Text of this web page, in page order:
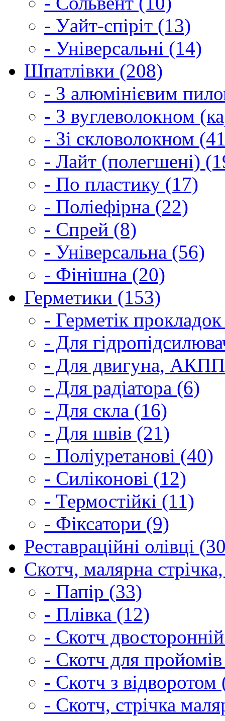
- Уайт-спіріт (13)
- Універсальні (14)
Шпатлівки (208)
- З алюмінієвим
- З вуглеволокном
- Зі скловолокном
- Лайт (полегшені)
- По пластику (17)
- Поліефірна (22)
- Спрей (8)
- Універсальна (56)
- Фінішна (20)
Герметики (153)
- Герметік
- Для
- Для двигуна,
- Для радіатора (6)
- Для скла (16)
- Для швів (21)
- Поліуретанові (40)
- Силіконові (12)
- Термостійкі (11)
- Фіксатори (9)
Реставраційні олівці
Скотч, малярна
- Папір (33)
- Плівка (12)
- Скотч
- Скотч для
- Скотч з відворотом
- Скотч, стрічка